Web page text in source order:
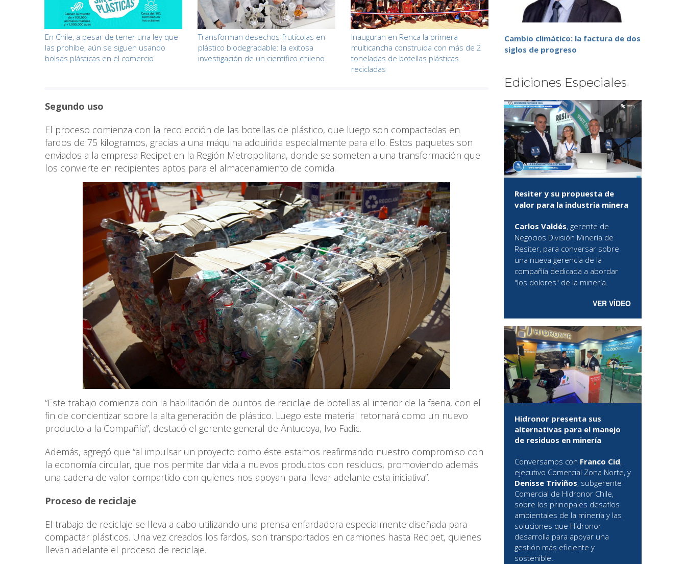
En Chile, a pesar de tener una ley que
las prohíbe, aún se siguen usando
bolsas plásticas en el comercio
Transforman desechos frutícolas en
plástico biodegradable: la exitosa
investigación de un científico chileno
Inauguran en Renca la primera
multicancha construida con más de 2
toneladas de botellas plásticas
recicladas
Segundo uso
El proceso comienza con la recolección de las botellas de plástico, que luego son compactadas en
fardos de 75 kilogramos, gracias a una máquina adquirida especialmente para ello. Estos paquetes son
enviados a la empresa Recipet en la Región Metropolitana, donde se someten a una transformación que
los convierte en recipientes aptos para el almacenamiento de comida.
“Este trabajo comienza con la habilitación de puntos de reciclaje de botellas al interior de la faena, con el
fin de concientizar sobre la alta generación de plástico. Luego este material retornará como un nuevo
producto a la Compañía”, destacó el gerente general de Antucoya, Ivo Fadic.
Además, agregó que “al impulsar un proyecto como éste estamos reafirmando nuestro compromiso con
la economía circular, que nos permite dar vida a nuevos productos con residuos, promoviendo además
una cadena de valor compartido con quienes nos apoyan para llevar adelante esta iniciativa”.
Proceso de reciclaje
El trabajo de reciclaje se lleva a cabo utilizando una prensa enfardadora especialmente diseñada para
compactar plásticos. Una vez creados los fardos, son transportados en camiones hasta Recipet, quienes
llevan adelante el proceso de reciclaje.
Cambio climático: la factura de dos
siglos de progreso
Ediciones Especiales
Resiter y su propuesta de
valor para la industria minera
Carlos Valdés, gerente de
Negocios División Minería de
Resiter, para conversar sobre
una nueva gerencia de la
compañía dedicada a abordar
"los dolores" de la minería.
VER VÍDEO
Hidronor presenta sus
alternativas para el manejo
de residuos en minería
Conversamos con Franco Cid,
ejecutivo Comercial Zona Norte, y
Denisse Triviños, subgerente
Comercial de Hidronor Chile,
sobre los principales desafíos
ambientales de la minería y las
soluciones que Hidronor
desarrolla para apoyar una
gestión más eficiente y
sostenible.